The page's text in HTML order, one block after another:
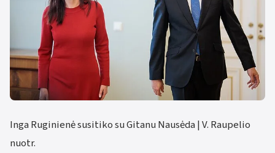
Inga Ruginienė susitiko su Gitanu Nausėda | V. Raupelio
nuotr.